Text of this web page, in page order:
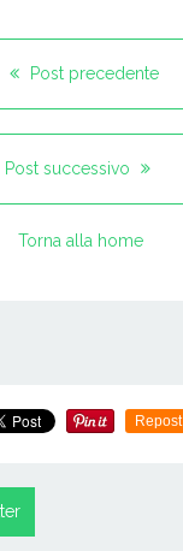
Post precedente
Post successivo
Torna alla home
Repost